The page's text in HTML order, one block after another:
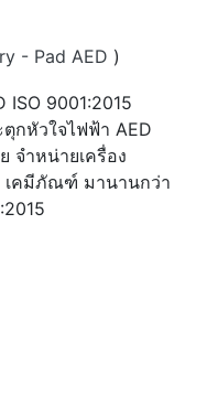
- Pad AED )
กหัวใจไฟฟ้า AED
จำหน่ายเครื่อง
เคมีภัณฑ์ มานานกว่า